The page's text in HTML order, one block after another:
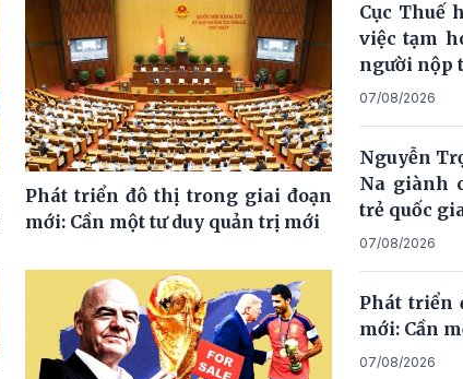
Phát triển đô thị trong giai đoạn
mới: Cần một tư duy quản trị mới
Cục Thuế
việc tạm
người nộp
07/08/2026
Nguyễn
Na giành
trẻ quốc
07/08/2026
Phát triển
mới: Cần
07/08/2026